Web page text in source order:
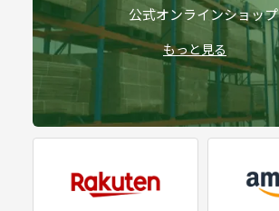
公式オンラインショップ
もっと見る